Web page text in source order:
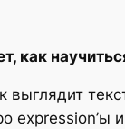
как
выглядит
expression’ы